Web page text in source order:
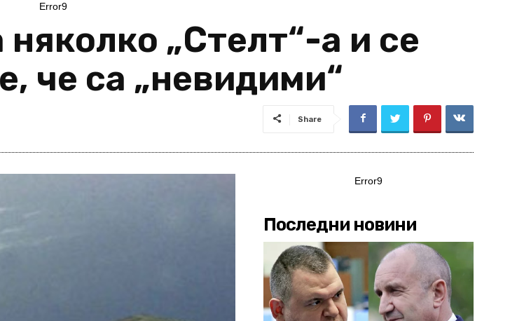
Error9
„Стелт“-а и се
че са „невидими“
Share
Error9
Последни новини